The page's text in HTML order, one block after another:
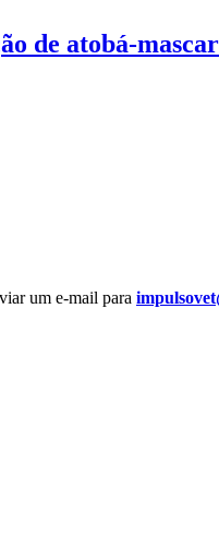
de atobá-
um e-mail para